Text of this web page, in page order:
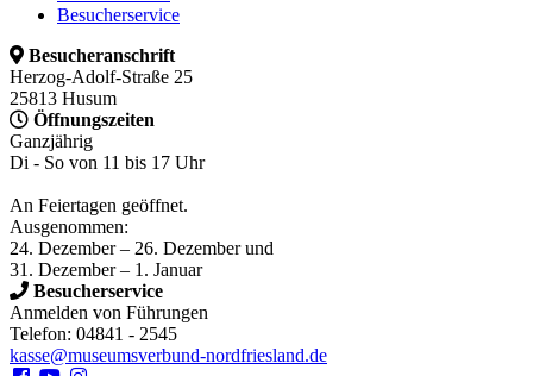
Besucherservice
Besucheranschrift
Herzog-Adolf-Straße 25
25813 Husum
Öffnungszeiten
Ganzjährig
Di - So von 11 bis 17 Uhr
An Feiertagen geöffnet.
Ausgenommen:
24. Dezember – 26. Dezember und
31. Dezember – 1. Januar
Besucherservice
Anmelden von Führungen
Telefon: 04841 - 2545
kasse@museumsverbund-nordfriesland.de